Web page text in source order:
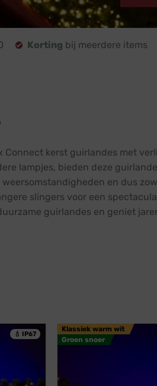
Korting bij meerdere items
Connect kerst guirlandes met
lampjes, bieden deze
en dus
slingers voor een
guirlandes en geniet
💧 IP67
Klassiek warm wit
Groen snoer